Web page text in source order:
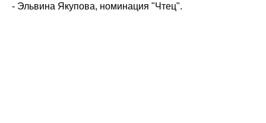
- Эльвина Якупова, номинация "Чтец".